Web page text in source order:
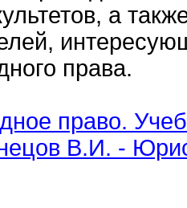
а
права.
право.
В.И. -